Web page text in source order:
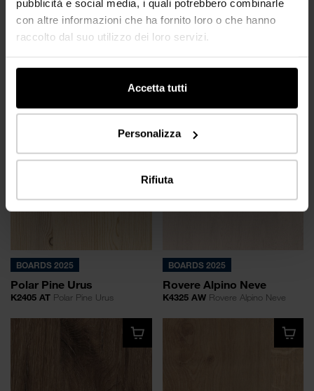
pubblicità e social media, i quali potrebbero combinarle
con altre informazioni che ha fornito loro o che hanno
raccolto dal suo utilizzo dei loro servizi.
Accetta tutti
Personalizza
Rifiuta
BOARDS 2025 BOARDS 2025
K4347 AT
BOARDS 2025
Polar Pine Urus
K2405 AT Polar Pine Urus
BOARDS 2025
Rovere Alpino Neve
K4325 AWRovere Alpino Neve